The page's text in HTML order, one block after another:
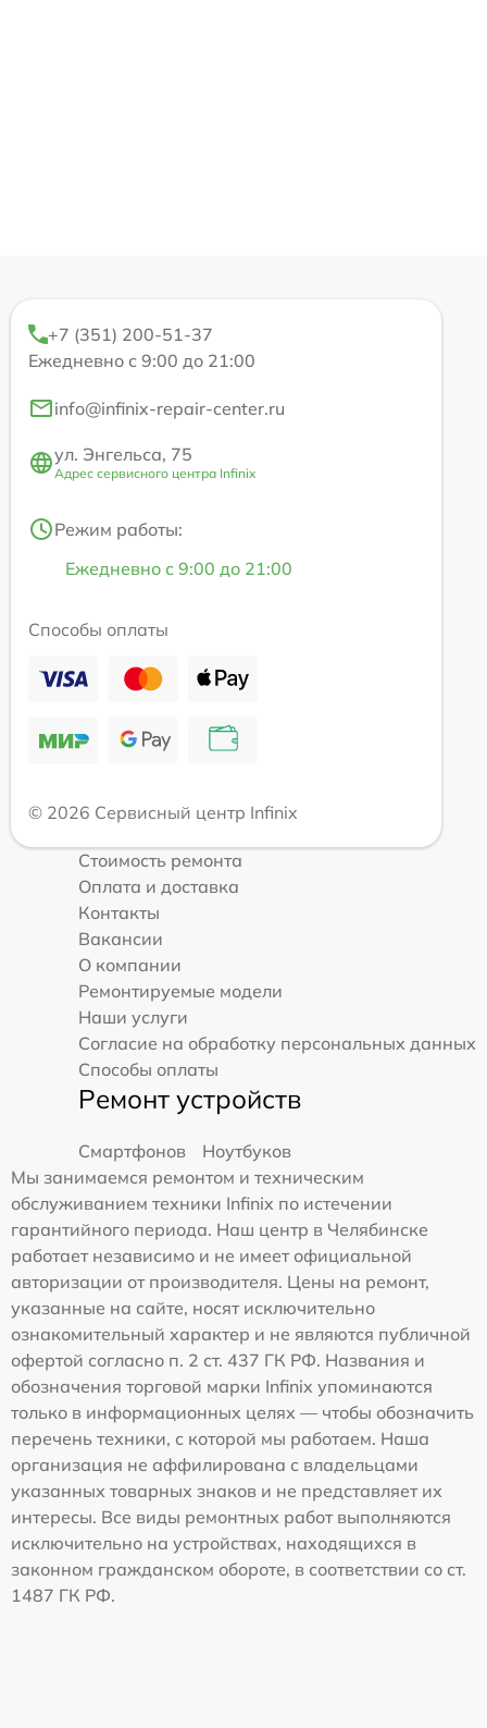
+7 (351) 200-51-37
Ежедневно с 9:00 до 21:00
info@infinix-repair-center.ru
ул. Энгельса, 75
Адрес сервисного центра Infinix
Режим работы:
Ежедневно с 9:00 до 21:00
Способы оплаты
© 2026 Сервисный центр Infinix
Стоимость ремонта
Оплата и доставка
Контакты
Вакансии
О компании
Ремонтируемые модели
Наши услуги
Согласие на обработку персональных данных
Способы оплаты
Ремонт устройств
Смартфонов
Ноутбуков
Мы занимаемся ремонтом и техническим
обслуживанием техники Infinix по истечении
гарантийного периода. Наш центр в Челябинске
работает независимо и не имеет официальной
авторизации от производителя. Цены на ремонт,
указанные на сайте, носят исключительно
ознакомительный характер и не являются публичной
офертой согласно п. 2 ст. 437 ГК РФ. Названия и
обозначения торговой марки Infinix упоминаются
только в информационных целях — чтобы обозначить
перечень техники, с которой мы работаем. Наша
организация не аффилирована с владельцами
указанных товарных знаков и не представляет их
интересы. Все виды ремонтных работ выполняются
исключительно на устройствах, находящихся в
законном гражданском обороте, в соответствии со ст.
1487 ГК РФ.